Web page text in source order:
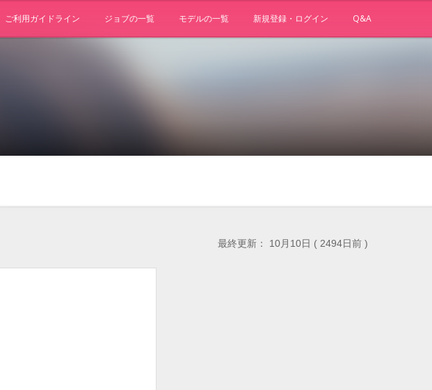
ご利用ガイドライン ジョブの一覧 モデルの一覧 新規登録・ログイン Q&A
最終更新： 10月10日 ( 2494日前 )